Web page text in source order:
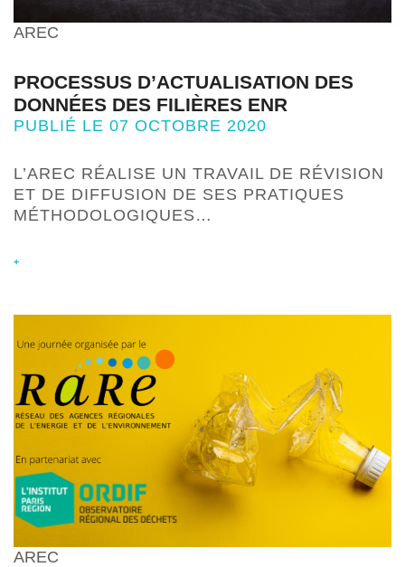
AREC
PROCESSUS D’ACTUALISATION DES
DONNÉES DES FILIÈRES ENR
PUBLIÉ LE 07 OCTOBRE 2020
L’AREC RÉALISE UN TRAVAIL DE RÉVISION
ET DE DIFFUSION DE SES PRATIQUES
MÉTHODOLOGIQUES…
+
AREC